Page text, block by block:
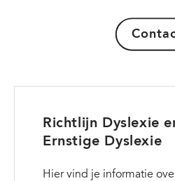
Richtlijn Dyslexie
Ernstige Dyslexie
Hier vind je informatie